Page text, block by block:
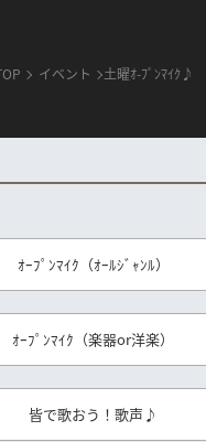
イベント 土曜ｵ-ﾌﾟﾝﾏｲｸ♪
ｵｰﾌﾟﾝﾏｲｸ（ｵｰﾙｼﾞｬﾝﾙ）
ｵｰﾌﾟﾝﾏｲｸ（楽器or洋楽）
皆で歌おう！歌声♪